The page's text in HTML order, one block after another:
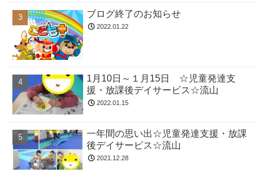
ブログ終了のお知らせ
2022.01.22
1月10日～１月15日 ☆児童発達支
援・放課後デイサービス☆流山
2022.01.15
一年間の思い出☆児童発達支援・放課
後デイサービス☆流山
2021.12.28